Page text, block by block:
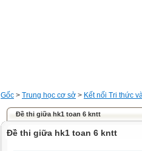
Gốc > Trung học cơ sở > Kết nối Tri thức
Đề thi giữa hk1 toan 6 kntt
Đề thi giữa hk1 toan 6 kntt